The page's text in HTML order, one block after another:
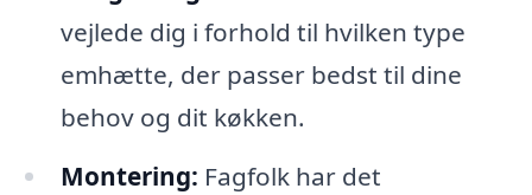
vejlede dig i forhold til hvilken type
emhætte, der passer bedst til dine
behov og dit køkken.
Montering: Fagfolk har det